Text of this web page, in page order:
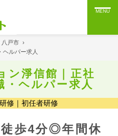
MENU
八戸市 ›
ヘルパー求人
ン淨信館｜正社
・ヘルパー求人
修｜初任者研修
徒歩4分◎年間休